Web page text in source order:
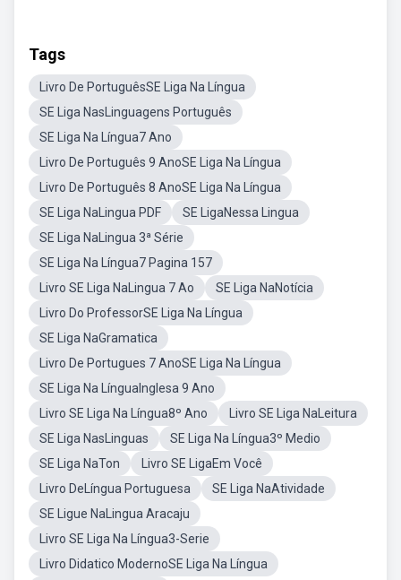
Tags
Livro De PortuguêsSE Liga Na Língua
SE Liga NasLinguagens Português
SE Liga Na Língua7 Ano
Livro De Português 9 AnoSE Liga Na Língua
Livro De Português 8 AnoSE Liga Na Língua
SE Liga NaLingua PDF
SE LigaNessa Lingua
SE Liga NaLingua 3ª Série
SE Liga Na Língua7 Pagina 157
Livro SE Liga NaLingua 7 Ao
SE Liga NaNotícia
Livro Do ProfessorSE Liga Na Língua
SE Liga NaGramatica
Livro De Portugues 7 AnoSE Liga Na Língua
SE Liga Na LínguaInglesa 9 Ano
Livro SE Liga Na Língua8º Ano
Livro SE Liga NaLeitura
SE Liga NasLinguas
SE Liga Na Língua3º Medio
SE Liga NaTon
Livro SE LigaEm Você
Livro DeLíngua Portuguesa
SE Liga NaAtividade
SE Ligue NaLingua Aracaju
Livro SE Liga Na Língua3-Serie
Livro Didatico ModernoSE Liga Na Língua